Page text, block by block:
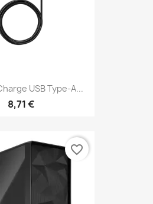
USB Type-A...
8,71 €
favorite_border